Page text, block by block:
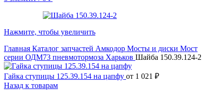
Нажмите, чтобы увеличить
Главная Каталог запчастей Амкодор Мосты и диски Мост
серии ОДМ73 пневмотормоза Харьков Шайба 150.39.124-2
Гайка ступицы 125.39.154 на цапфу от 1 021 ₽
Назад к товарам